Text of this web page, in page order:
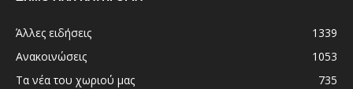
Άλλες ειδήσεις
1339
Ανακοινώσεις
1053
Τα νέα του χωριού μας
735